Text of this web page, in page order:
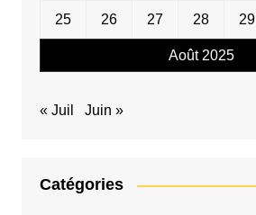
Août 2025
25 26 27 28 29
« Juil Juin »
Catégories